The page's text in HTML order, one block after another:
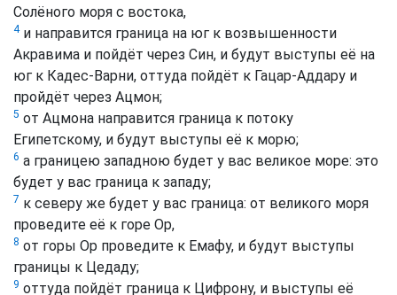
Солёного моря с востока,
4и направится граница на юг к возвышенности
Акравима и пойдёт через Син, и будут выступы её на
юг к Кадес-Варни, оттуда пойдёт к Гацар-Аддару и
пройдёт через Ацмон;
5 от Ацмона направится граница к потоку
Египетскому, и будут выступы её к морю;
6 а границею западною будет у вас великое море: это
будет у вас граница к западу;
7 к северу же будет у вас граница: от великого моря
проведите её к горе Ор,
8 от горы Ор проведите к Емафу, и будут выступы
границы к Цедаду;
9 оттуда пойдёт граница к Цифрону, и выступы её